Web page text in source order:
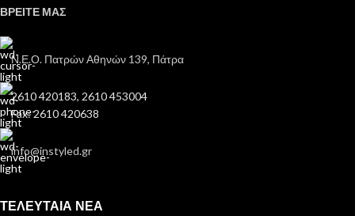
ΒΡΕΙΤΕ ΜΑΣ
Ν.Ε.Ο. Πατρών Αθηνών 139, Πάτρα
2610 420183, 2610 453004
Fax: 2610 420638
info@instyled.gr
ΤΕΛΕΥΤΑΙΑ ΝΕΑ